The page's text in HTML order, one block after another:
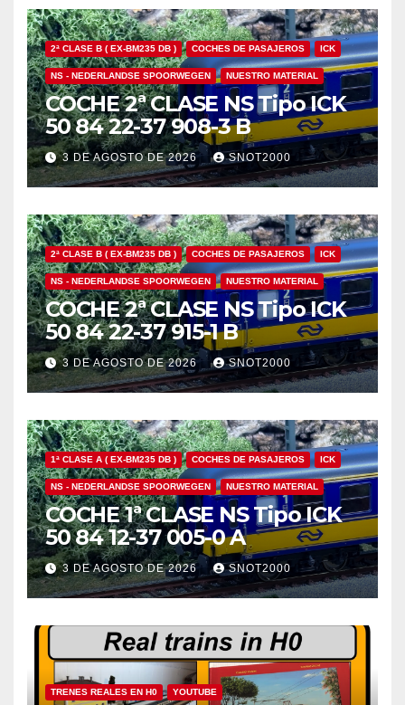
2ª CLASE B ( EX-BM235 DB ) COCHES DE PASAJEROS ICK
NS - NEDERLANDSE SPOORWEGEN NUESTRO MATERIAL
COCHE 2ª CLASE NS Tipo ICK
50 84 22-37 908-3 B
3 DE AGOSTO DE 2026 SNOT2000
2ª CLASE B ( EX-BM235 DB ) COCHES DE PASAJEROS ICK
NS - NEDERLANDSE SPOORWEGEN NUESTRO MATERIAL
COCHE 2ª CLASE NS Tipo ICK
50 84 22-37 915-1 B
3 DE AGOSTO DE 2026 SNOT2000
1ª CLASE A ( EX-BM235 DB ) COCHES DE PASAJEROS ICK
NS - NEDERLANDSE SPOORWEGEN NUESTRO MATERIAL
COCHE 1ª CLASE NS Tipo ICK
50 84 12-37 005-0 A
3 DE AGOSTO DE 2026 SNOT2000
TRENES REALES EN H0 YOUTUBE